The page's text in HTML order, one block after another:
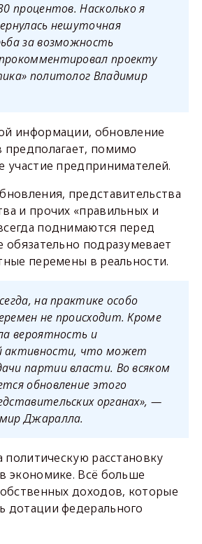
процентов. Насколько я
нешуточная
за возможность
проекту
политолог Владимир
информации, обновление
предполагает, помимо
участие предпринимателей.
представительства
и прочих «правильных и
поднимаются перед
подразумевает
перемены в реальности.
на практике особо
не происходит. Кроме
вероятность и
активности, что может
партии власти. Во всяком
обновление этого
органах», —
Джаралла.
политическую расстановку
экономике. Всё больше
доходов, которые
дотации федерального